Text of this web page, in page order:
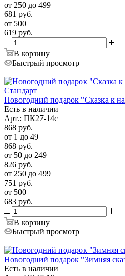
от 250 до 499
681 руб.
от 500
619 руб.
В корзину
Быстрый просмотр
Новогодний подарок "Сказка к
Есть в наличии
Арт.: ПК27-14с
868 руб.
от 1 до 49
868 руб.
от 50 до 249
826 руб.
от 250 до 499
751 руб.
от 500
683 руб.
В корзину
Быстрый просмотр
Новогодний подарок "Зимняя
Есть в наличии